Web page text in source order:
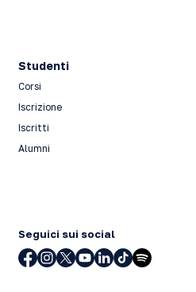
Studenti
Corsi
Iscrizione
Iscritti
Alumni
Seguici sui social